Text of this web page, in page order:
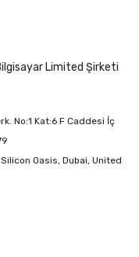
Limited Şirketi
No:1 Kat:6 F Caddesi İç
Oasis, Dubai, United